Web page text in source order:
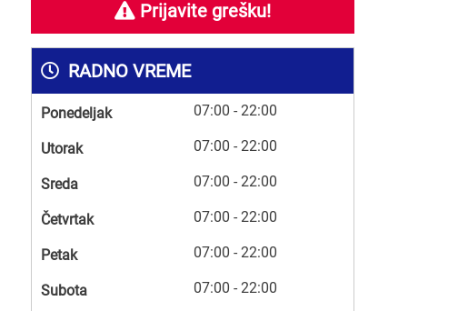
Prijavite grešku!
RADNO VREME
Ponedeljak 07:00 - 22:00
Utorak 07:00 - 22:00
Sreda 07:00 - 22:00
Četvrtak 07:00 - 22:00
Petak 07:00 - 22:00
Subota 07:00 - 22:00